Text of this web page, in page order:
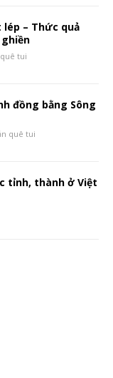
lép – Thức quả
tui
đồng bằng Sông
quê tui
tỉnh, thành ở Việt